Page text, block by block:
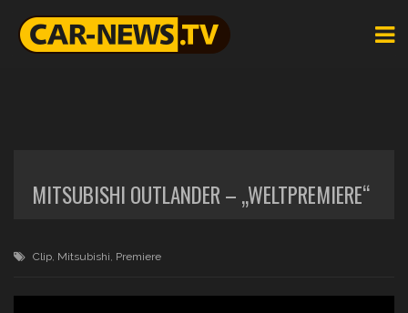
MITSUBISHI OUTLANDER – „WELTPREMIERE“
Clip, Mitsubishi, Premiere